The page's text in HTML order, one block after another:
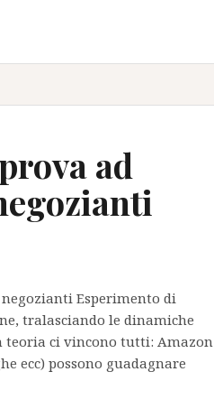
ad
Esperimento di
tralasciando le dinamiche
teoria ci vincono tutti: Amazon
ecc) possono guadagnare